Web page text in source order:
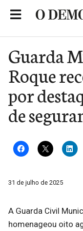
Guarda
Roque
por
de
31 de julho de 2025
A Guarda Civil
homenageou oito